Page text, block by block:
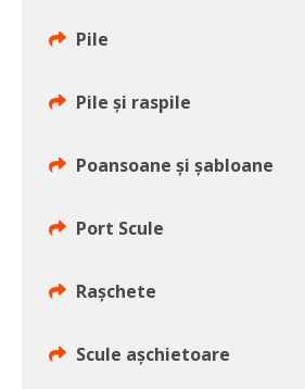
Pile
Pile şi raspile
Poansoane şi şabloane
Port Scule
Raşchete
Scule aşchietoare